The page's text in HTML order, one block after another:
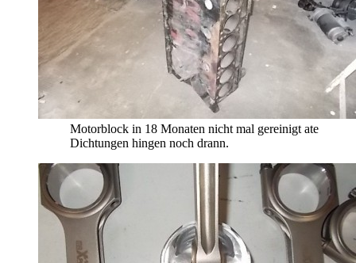
Motorblock in 18 Monaten nicht mal gereinigt ate
Dichtungen hingen noch drann.